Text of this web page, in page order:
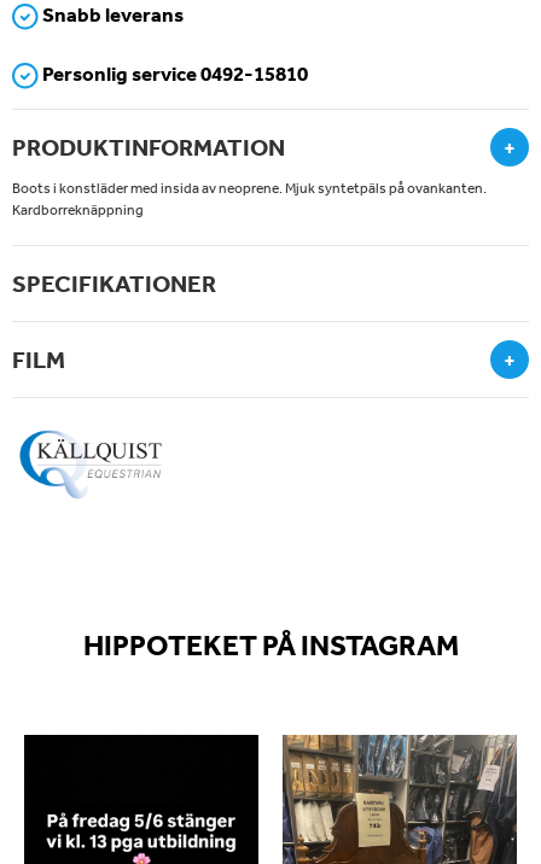
Snabb leverans
Personlig service 0492-15810
PRODUKTINFORMATION +
Boots i konstläder med insida av neoprene. Mjuk syntetpäls på ovankanten.
Kardborreknäppning
SPECIFIKATIONER
FILM +
HIPPOTEKET PÅ INSTAGRAM